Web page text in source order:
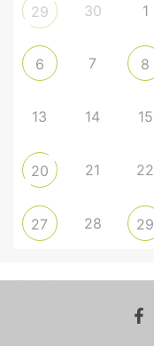
29 30 1
6 7 8
13 14 15
20 21 22
27 28 29